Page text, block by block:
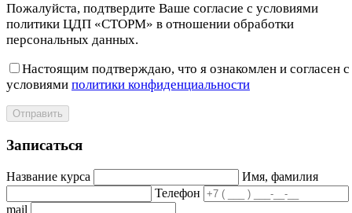
Пожалуйста, подтвердите Ваше согласие с условиями
политики ЦДП «СТОРМ» в отношении обработки
персональных данных.
Настоящим подтверждаю, что я ознакомлен и согласен с
условиями политики конфиденциальности
Отправить
Записаться
Название курса
Имя, фамилия
Телефон
mail